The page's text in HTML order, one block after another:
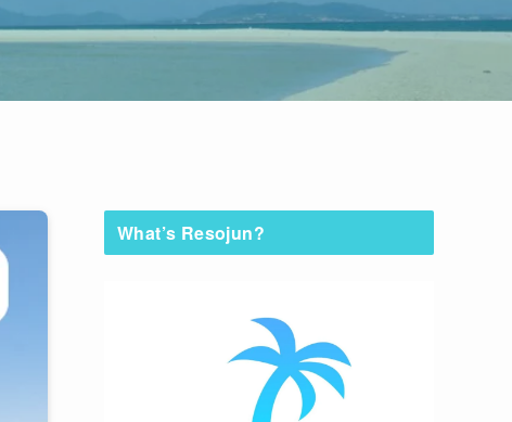
What’s Resojun?